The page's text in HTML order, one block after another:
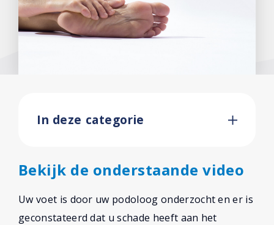
In deze categorie
Bekijk de onderstaande video
Uw voet is door uw podoloog onderzocht en er is
geconstateerd dat u schade heeft aan het